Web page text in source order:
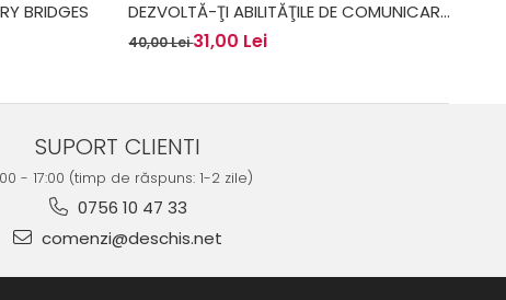
BRIDGES
DEZVOLTĂ-ŢI ABILITĂŢILE DE COMUNICARE
- ROZ TOWNSEND
40,00 Lei31,00 Lei
SUPORT CLIENTI
- 17:00 (timp de răspuns: 1-2 zile)
0756 10 47 33
comenzi@deschis.net